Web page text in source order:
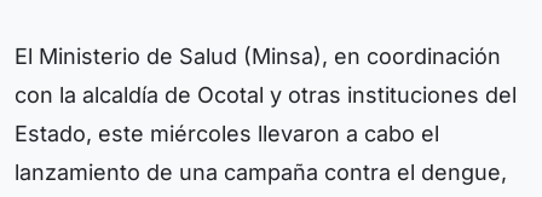
El Ministerio de Salud (Minsa), en coordinación
con la alcaldía de Ocotal y otras instituciones del
Estado, este miércoles llevaron a cabo el
lanzamiento de una campaña contra el dengue,